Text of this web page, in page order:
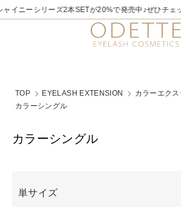
2026/7/21～8/31✨✨煌めく夏。ラメライナーキ
TOP EYELASH EXTENSION
カラーエクス
カラーシングル
カラーシングル
単サイズ